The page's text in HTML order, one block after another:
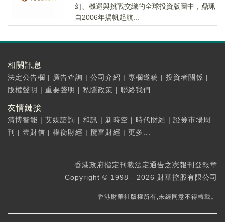
幻、機遇與挑戰交織的全球投資版圖中，鼎珮
自2006年揚帆起航...
相關訊息
法定公告欄 | 廣告查詢 | 公司介紹 | 專欄邀稿 | 投資者關係 |
版權聲明 | 重要聲明 | 私隱政策 | 聯絡我們
友情鏈接
清博智能 | 艾媒諮詢 | 和訊 | 新時空 | 時代財經 | 證券市場周
刊
| 壹財信 | 權衡財經 | 攬富財經 | 更多...
香港政府指定刊載法定通告之憲報刊登報章
Copyright © 1998 - 2026 財華控股有限公司
香港財華社版權所有,未經同意不得轉載。